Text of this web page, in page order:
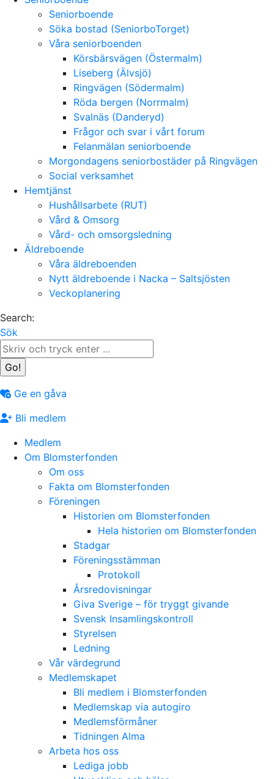
Seniorboende
Söka bostad (SeniorboTorget)
Våra seniorboenden
Körsbärsvägen (Östermalm)
Liseberg (Älvsjö)
Ringvägen (Södermalm)
Röda bergen (Norrmalm)
Svalnäs (Danderyd)
Frågor och svar i vårt forum
Felanmälan seniorboende
Morgondagens seniorbostäder på Ringvägen
Social verksamhet
Hemtjänst
Hushållsarbete (RUT)
Vård & Omsorg
Vård- och omsorgsledning
Äldreboende
Våra äldreboenden
Nytt äldreboende i Nacka – Saltsjösten
Veckoplanering
Search:
Sök
Ge en gåva
Bli medlem
Medlem
Om Blomsterfonden
Om oss
Fakta om Blomsterfonden
Föreningen
Historien om Blomsterfonden
Hela historien om Blomsterfonden
Stadgar
Föreningsstämman
Protokoll
Årsredovisningar
Giva Sverige – för tryggt givande
Svensk Insamlingskontroll
Styrelsen
Ledning
Vår värdegrund
Medlemskapet
Bli medlem i Blomsterfonden
Medlemskap via autogiro
Medlemsförmåner
Tidningen Alma
Arbeta hos oss
Lediga jobb